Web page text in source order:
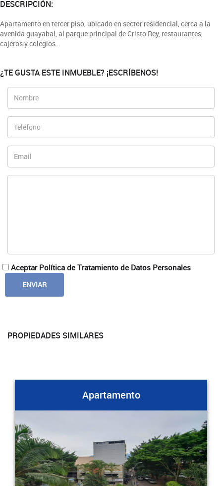
DESCRIPCIÓN:
Apartamento en tercer piso, ubicado en sector residencial, cerca a la
avenida guayabal, al parque principal de Cristo Rey, restaurantes,
cajeros y colegios.
¿TE GUSTA ESTE INMUEBLE? ¡ESCRÍBENOS!
Aceptar Política de Tratamiento de Datos Personales
PROPIEDADES SIMILARES
Apartamento